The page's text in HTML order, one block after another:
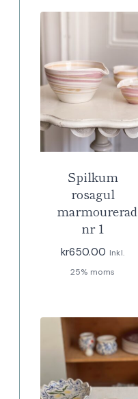
Spilkum
rosagul
marmourerad
nr 1
kr650.00 Inkl.
25% moms